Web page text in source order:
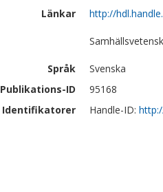
Länkar
http://
Språk
Svenska
Publikations-ID
95168
Identifikatorer
Handle-ID: